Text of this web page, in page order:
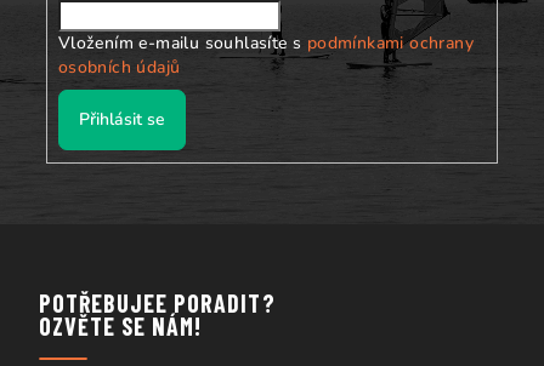
Vložením e-mailu souhlasíte s podmínkami ochrany
osobních údajů
Přihlásit se
POTŘEBUJEE PORADIT?
OZVĚTE SE NÁM!